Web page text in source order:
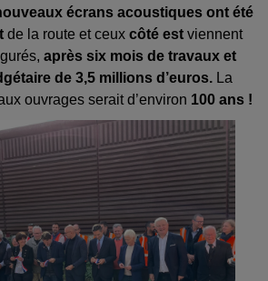
écrans acoustiques ont été
de la route et ceux côté est viennent
après six mois de travaux et
de 3,5 millions d’euros. La
ouvrages serait d’environ 100 ans !